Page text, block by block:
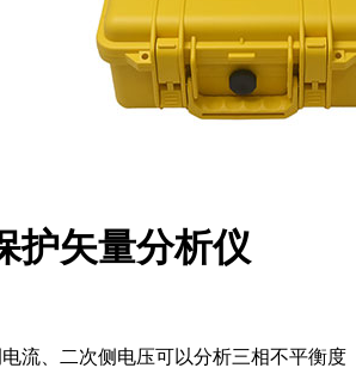
护矢量分析仪
流、二次侧电压可以分析三相不平衡度